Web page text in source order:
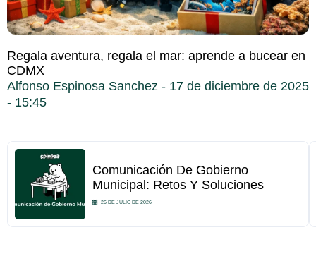
Regala aventura, regala el mar: aprende a bucear en
CDMX
Alfonso Espinosa Sanchez
17 de diciembre de 2025
15:45
Comunicación De Gobierno
Municipal: Retos Y Soluciones
26 DE JULIO DE 2026